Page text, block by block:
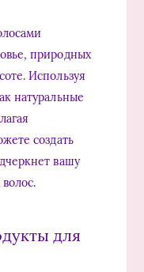
природных
Используя
натуральные
создать
вашу
для